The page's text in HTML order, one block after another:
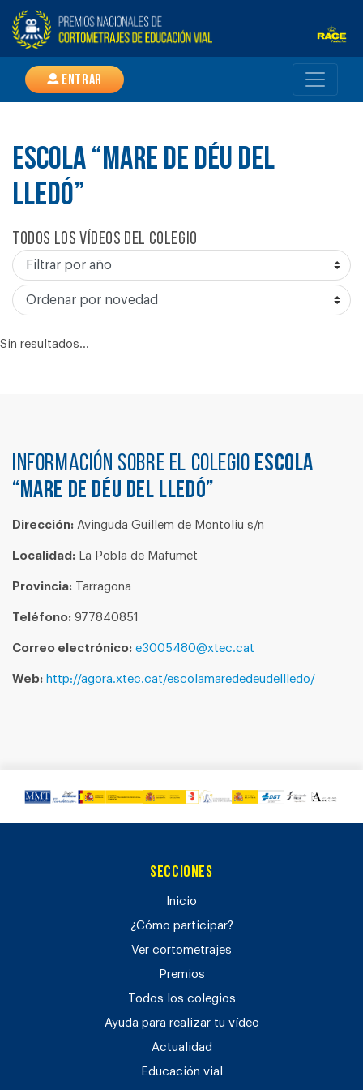
Entrar
ESCOLA “MARE DE DÉU DEL
LLEDÓ”
Todos los vídeos del colegio
Sin resultados...
Información sobre el colegio ESCOLA
“MARE DE DÉU DEL LLEDÓ”
Dirección: Avinguda Guillem de Montoliu s/n
Localidad: La Pobla de Mafumet
Provincia: Tarragona
Teléfono: 977840851
Correo electrónico: e3005480@xtec.cat
Web: http://agora.xtec.cat/escolamarededeudellledo/
Secciones
Inicio
¿Cómo participar?
Ver cortometrajes
Premios
Todos los colegios
Ayuda para realizar tu vídeo
Actualidad
Educación vial